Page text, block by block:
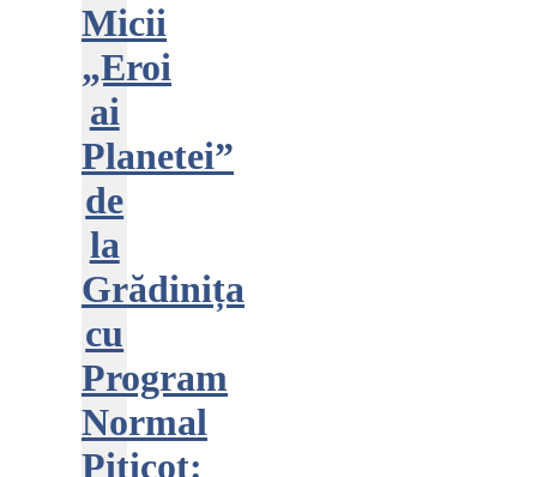
Micii
„Eroi
ai
Planetei”
de
la
Grădinița
cu
Program
Normal
Piticot: